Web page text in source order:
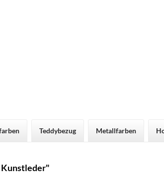
Teddybezug Metallfarben
Kunstleder"